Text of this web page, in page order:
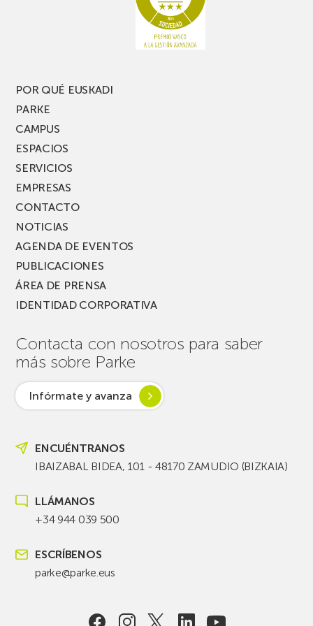
PARKEA
MUSIK
POR QUÉ EUSKADI
PARKE
CAMPUS
ESPACIOS
SERVICIOS
EMPRESAS
CONTACTO
NOTICIAS
AGENDA DE EVENTOS
PUBLICACIONES
ÁREA DE PRENSA
IDENTIDAD CORPORATIVA
Contacta con nosotros para saber
más sobre Parke
Infórmate y avanza
ENCUÉNTRANOS
IBAIZABAL BIDEA, 101 - 48170 ZAMUDIO (BIZKAIA)
LLÁMANOS
+34 944 039 500
ESCRÍBENOS
parke@parke.eus